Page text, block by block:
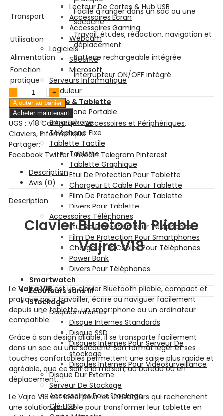
Lecteur De Cartes & Hub USB
Accessoires Ecran
Accessoires Gaming
Webcam
Logiciels
Sécurité
Microsoft
Serveurs Informatique
Onduleur
Téléphonie & Tablette
Téléphone Portable
Smartphone
Téléphone Fixe
Tablette Tactile
Tablette
Tablette Graphique
Etui De Protection Pour Tablette
Chargeur Et Cable Pour Tablette
Film De Protection Pour Tablette
Divers Pour Tablette
Accessoires Téléphones
Etui De Protection Pour Téléphones
Film De Protection Pour Smartphones
Chargeurs Et Câbles Pour Téléphones
Power Bank
Divers Pour Téléphones
Smartwatch
Écouteurs sans fil
Stockage
Disques Internes
Disque Internes Standards
Disque SSD
Disques Internes Pour Serveur De
stockage
Disques Internes Pour Vidéosurveillance
Disque Dur Externe
Serveur De Stockage
Accessoires Pour Stockage
Clé USB
Transport
Facile à ranger dans un sac ou une
sacoche
Utilisation
Travail, études, rédaction, navigation et
déplacement
Alimentation
Batterie rechargeable intégrée
Fonction
pratique
Interrupteur ON/OFF intégré
quantité
de
Clavier
Bluetooth
Pliable
Vajra
V18
Ajouter au panier
Acheter maintenant
UGS : V18 Catégories :Accessoires et Périphériques,
Claviers, Informatique
Partager:
Facebook Twitter LinkedIn Telegram Pinterest
Description
Avis (0)
Description
Clavier Bluetooth Pliable
Vajra V18
Le Vajra V18est un clavier Bluetooth pliable, compact et
pratique pour travailler, écrire ou naviguer facilement
depuis une tablette, un smartphone ou un ordinateur
compatible.
Grâce à son design pliable, il se transporte facilement
dans un sac ou une sacoche. Son format léger et ses
touches confortables permettent une saisie plus rapide et
agréable, que ce soit à la maison, au bureau ou en
déplacement.
Le Vajra V18 est idéal pour les utilisateurs qui recherchent
une solution portable pour transformer leur tablette en